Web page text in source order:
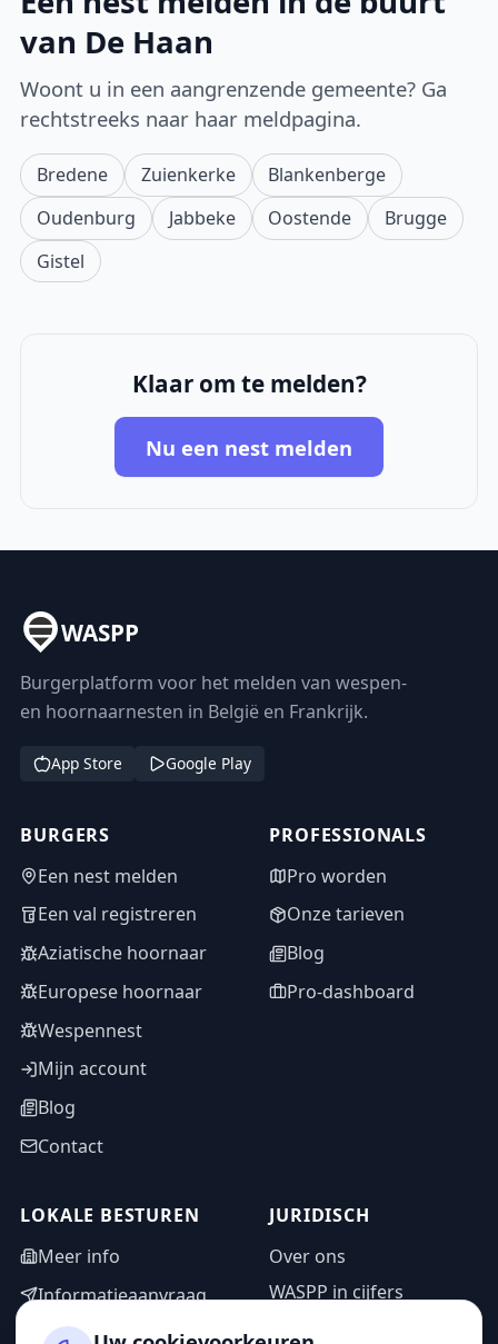
van De Haan
Woont u in een aangrenzende gemeente? Ga
rechtstreeks naar haar meldpagina.
Bredene Zuienkerke
Blankenberge
Oudenburg
Jabbeke Oostende
Brugge
Gistel
Klaar om te melden?
Nu een nest melden
WASPP
Burgerplatform voor het melden van wespen-
en hoornaarnesten in België en Frankrijk.
App Store Google Play
BURGERS
Een nest melden
Een val registreren
Aziatische hoornaar
Europese hoornaar
Wespennest
Mijn account
Blog
Contact
PROFESSIONALS
Pro worden
Onze tarieven
Blog
Pro-dashboard
LOKALE BESTUREN
Meer info
Informatieaanvraag
Adminzone
JURIDISCH
Over ons
WASPP in cijfers